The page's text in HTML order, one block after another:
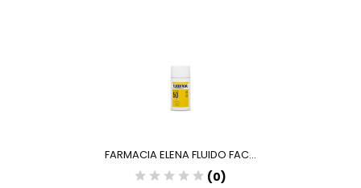
FARMACIA ELENA FLUIDO FAC...
(0)